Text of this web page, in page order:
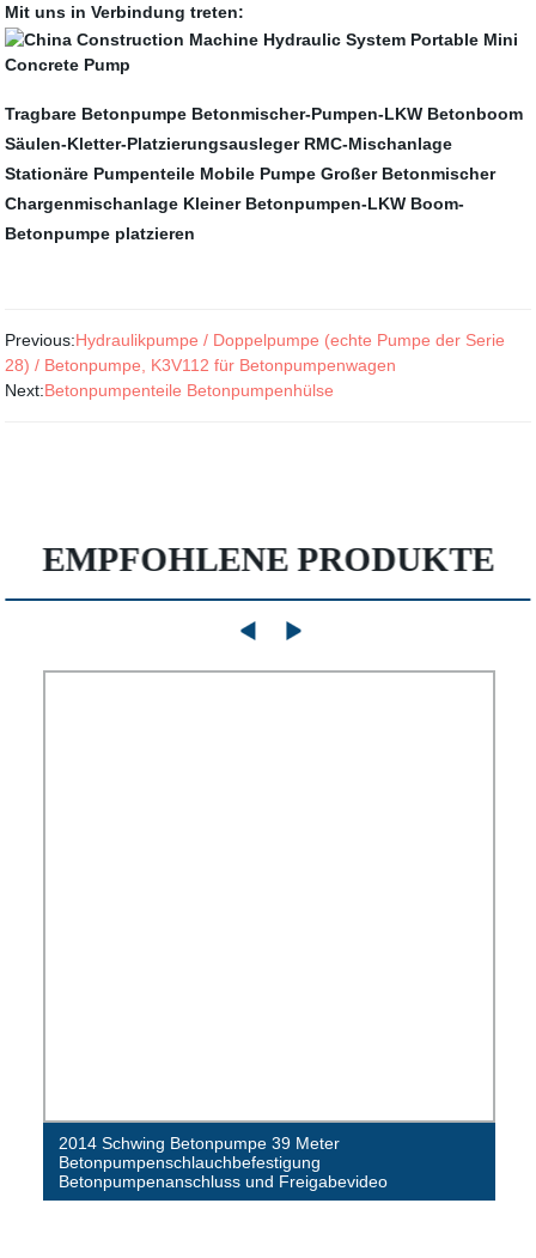
Mit uns in Verbindung treten:
Tragbare Betonpumpe Betonmischer-Pumpen-LKW Betonboom
Säulen-Kletter-Platzierungsausleger RMC-Mischanlage
Stationäre Pumpenteile Mobile Pumpe Großer Betonmischer
Chargenmischanlage Kleiner Betonpumpen-LKW Boom-
Betonpumpe platzieren
Previous:Hydraulikpumpe / Doppelpumpe (echte Pumpe der Serie
28) / Betonpumpe, K3V112 für Betonpumpenwagen
Next:Betonpumpenteile Betonpumpenhülse
EMPFOHLENE PRODUKTE
2014 Schwing Betonpumpe 39 Meter
Betonpumpenschlauchbefestigung
Betonpumpenanschluss und Freigabevideo